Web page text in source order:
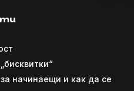
начинаещи и как да се